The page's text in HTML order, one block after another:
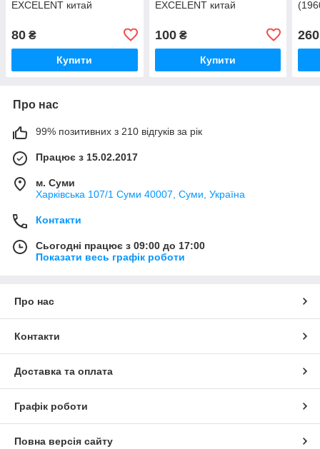
EXCELENT китай
80 ₴
Купити
EXCELENT китай
100₴
Купити
260
Про нас
99% позитивних з 210 відгуків за рік
Працює з 15.02.2017
м. Суми
Харківська 107/1 Суми 40007, Суми, Україна
Контакти
Сьогодні працює з 09:00 до 17:00
Показати весь графік роботи
Про нас
Контакти
Доставка та оплата
Графік роботи
Повна версія сайту